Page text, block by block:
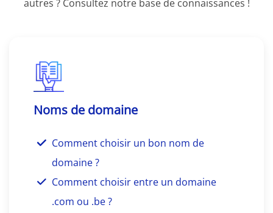
autres ? Consultez notre base de connaissances !
Noms de domaine
Comment choisir un bon nom de
domaine ?
Comment choisir entre un domaine
.com ou .be ?